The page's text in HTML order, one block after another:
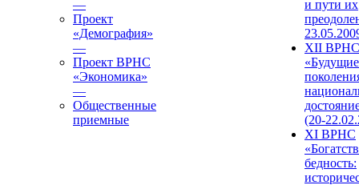
—
Проект
«Демография»
—
Проект ВРНС
«Экономика»
—
Общественные
приемные
и пути их
XII ВРНС
«Будущие
(20-
XI ВРНС
бедность: